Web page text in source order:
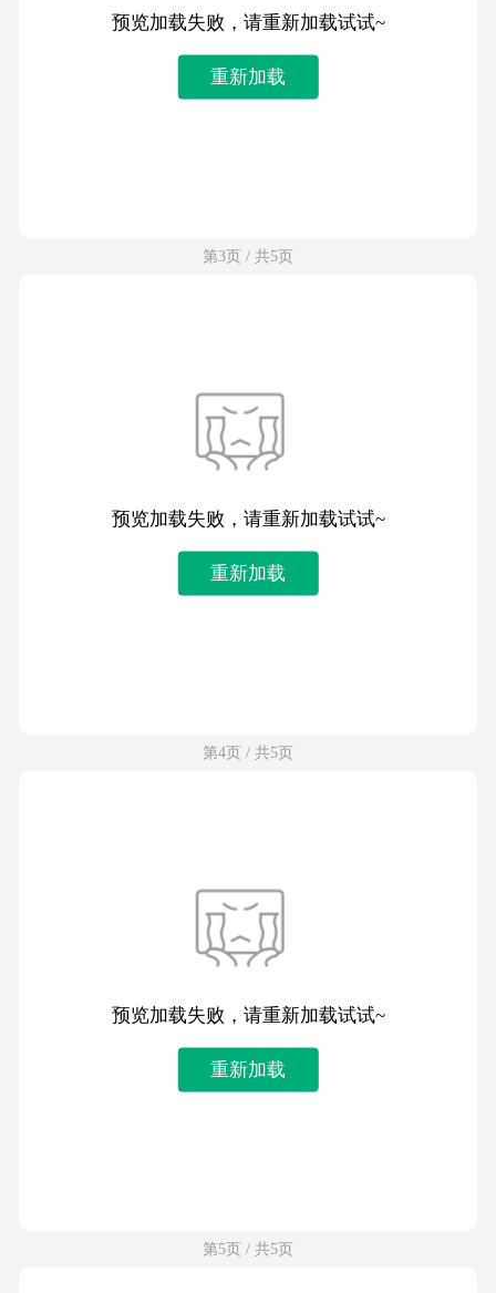
预览加载失败，请重新加载试试~
重新加载
第3页 / 共5页
预览加载失败，请重新加载试试~
重新加载
第4页 / 共5页
预览加载失败，请重新加载试试~
重新加载
第5页 / 共5页